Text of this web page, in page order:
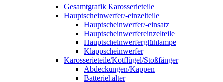
Gesamtgrafik Karosserieteile
Hauptscheinwerfer/-einzelteile
Hauptscheinwerfer/-einsatz
Hauptscheinwerfereinzelteile
Hauptscheinwerferglühlampe
Klappscheinwerfer
Karosserieteile/Kotflügel/Stoßfänger
Abdeckungen/Kappen
Batteriehalter